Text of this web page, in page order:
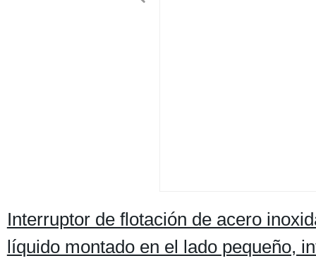
Interruptor de flotación de acero
líquido montado en el lado pequeño,